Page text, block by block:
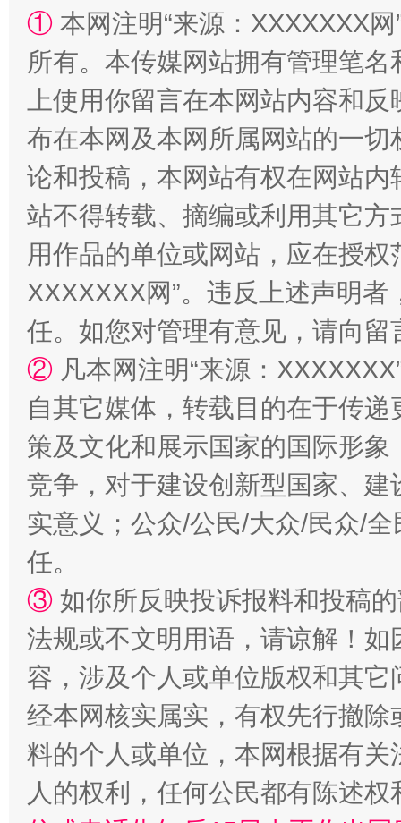
国家大学科技园优化重塑工作
扯下公款旅游的“隐身衣” 如何以
“蜀中异人”王建安的艺术幻境
① 本网注明“来源：XXXXXXX
所有。本传媒网站拥有管理笔
上使用你留言在本网站内容和
布在本网及本网所属网站的一
论和投稿，本网站有权在网站
站不得转载、摘编或利用其它
用作品的单位或网站，应在授
XXXXXXX网”。违反上述声明
任。如您对管理有意见，请向
② 凡本网注明“来源：
自其它媒体，转载目的在于传
策及文化和展示国家的国际形
竞争，对于建设创新型国家、
实意义；公众/公民/大众/民众/
任。
③ 如你所反映投诉报料和投稿
法规或不文明用语，请谅解！
容，涉及个人或单位版权和其它
经本网核实属实，有权先行撤
料的个人或单位，本网根据有
人的权利，任何公民都有陈述